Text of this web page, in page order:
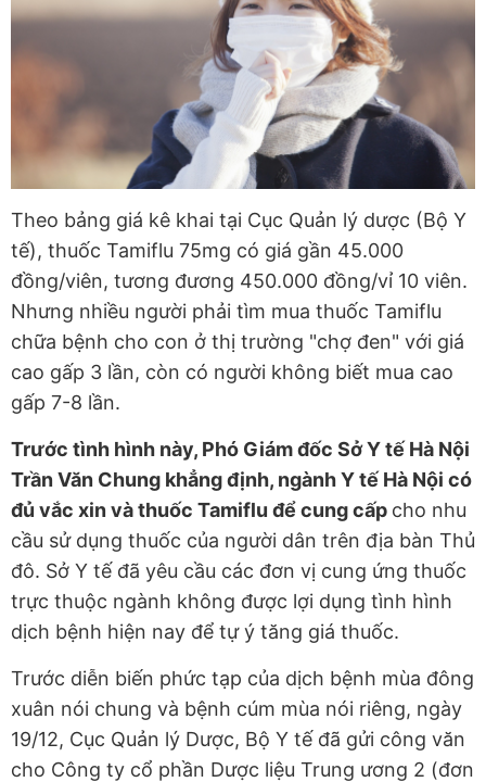
Theo bảng giá kê khai tại Cục Quản lý dược (Bộ Y
tế), thuốc Tamiflu 75mg có giá gần 45.000
đồng/viên, tương đương 450.000 đồng/vỉ 10 viên.
Nhưng nhiều người phải tìm mua thuốc Tamiflu
chữa bệnh cho con ở thị trường "chợ đen" với giá
cao gấp 3 lần, còn có người không biết mua cao
gấp 7-8 lần.
Trước tình hình này, Phó Giám đốc Sở Y tế Hà Nội
Trần Văn Chung khẳng định, ngành Y tế Hà Nội có
đủ vắc xin và thuốc Tamiflu để cung cấp cho nhu
cầu sử dụng thuốc của người dân trên địa bàn Thủ
đô. Sở Y tế đã yêu cầu các đơn vị cung ứng thuốc
trực thuộc ngành không được lợi dụng tình hình
dịch bệnh hiện nay để tự ý tăng giá thuốc.
Trước diễn biến phức tạp của dịch bệnh mùa đông
xuân nói chung và bệnh cúm mùa nói riêng, ngày
19/12, Cục Quản lý Dược, Bộ Y tế đã gửi công văn
cho Công ty cổ phần Dược liệu Trung ương 2 (đơn